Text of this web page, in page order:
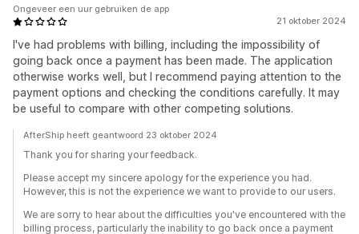
21 oktober 2024
I've had problems with billing, including the impossibility of
going back once a payment has been made. The application
otherwise works well, but I recommend paying attention to the
payment options and checking the conditions carefully. It may
be useful to compare with other competing solutions.
Ongeveer een uur gebruiken de app
AfterShip heeft geantwoord 23 oktober 2024
Thank you for sharing your feedback.
Please accept my sincere apology for the experience you had.
However, this is not the experience we want to provide to our users.
We are sorry to hear about the difficulties you've encountered with the
billing process, particularly the inability to go back once a payment